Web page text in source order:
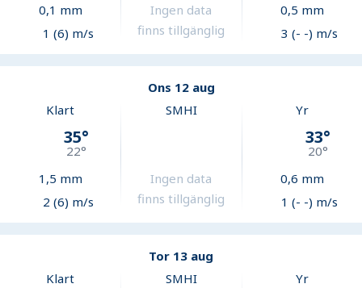
0,1 mm
1 (6) m/s
Ingen data
finns tillgänglig
0,5 mm
3 (- -) m/s
Ons 12 aug
Klart
35°
22°
1,5 mm
2 (6) m/s
SMHI
Ingen data
finns tillgänglig
Yr
33°
20°
0,6 mm
1 (- -) m/s
Tor 13 aug
Klart
SMHI Yr